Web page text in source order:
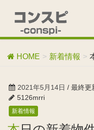
HOME 新着情報
2021年5月14日 / 最終更
5126mrri
新着情報